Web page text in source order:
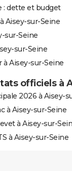
: dette et budget
Aisey-sur-Seine
sur-Seine
sur-Seine
Aisey-sur-Seine
officiels à
2026 à Aisey-
à Aisey-sur-Seine
à Aisey-sur-
à Aisey-sur-Seine